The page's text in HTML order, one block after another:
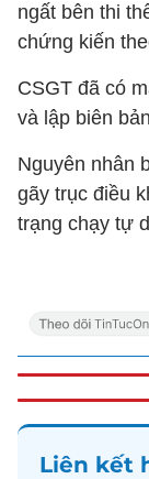
ngất bên thi
chứng kiến
CSGT đã có
và lập biên
Nguyên nhân
gãy trục điều
trạng chạy tự
Liên kết